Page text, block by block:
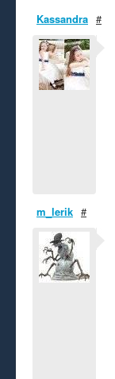
Kassandra #
m_lerik #